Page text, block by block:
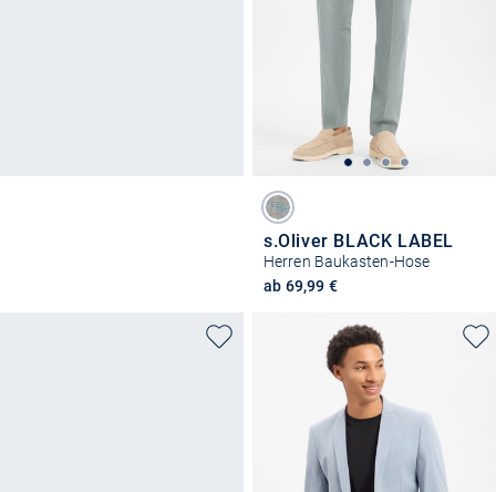
s.Oliver BLACK LABEL
Herren Baukasten-Hose
ab 69,99 €